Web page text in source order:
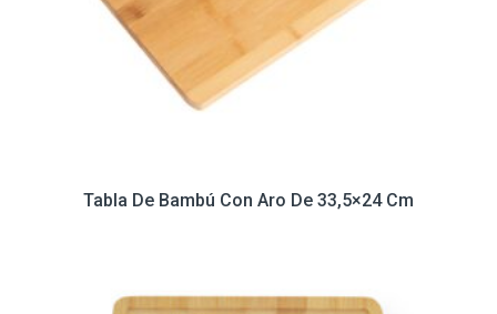
Tabla De Bambú Con Aro De 33,5×24 Cm